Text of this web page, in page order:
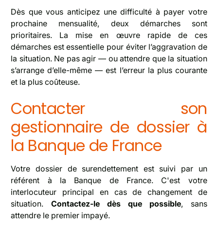
Dès que vous anticipez une difficulté à payer votre
prochaine mensualité, deux démarches sont
prioritaires. La mise en œuvre rapide de ces
démarches est essentielle pour éviter l’aggravation de
la situation. Ne pas agir — ou attendre que la situation
s’arrange d’elle-même — est l’erreur la plus courante
et la plus coûteuse.
Contacter son
gestionnaire de dossier à
la Banque de France
Votre dossier de surendettement est suivi par un
référent à la Banque de France. C'est votre
interlocuteur principal en cas de changement de
situation. Contactez-le dès que possible, sans
attendre le premier impayé.